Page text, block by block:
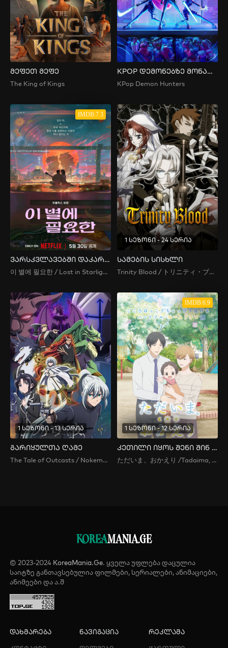
მეფეთ მეფე
The King of Kings
KPOP დემონებზე მონადირეები
KPop Demon Hunters
IMDB:7.3
ვარსკვლავებში დაკარგული
이 별에 필요한 / Lost in Starlight / ეს ვარსკვლავი მჭირდება
1 სეზონი - 24 სერია
სამების სისხლი
Trinity Blood / トリニティ・ブラッド
1 სეზონი - 13 სერია
გარიყულთა ღამე
The Tale of Outcasts / Nokemono-tachi no Yoru / ノケモノたちの夜
IMDB:6.9
1 სეზონი - 12 სერია
კეთილი იყოს შენი შინ დაბრუნება
ただいま、おかえり /Tadaima, Okaeri / Welcome Home
KOREAMANIA.GE
© 2023-2024 KoreaMania.Ge. ყველა უფლება დაცულია
საიტზე განთავსებულია ფილმები, სერიალები, ანიმაციები,
ანიმეები და ა.შ
დახმარება
ნავიგაცია
რეკლამა